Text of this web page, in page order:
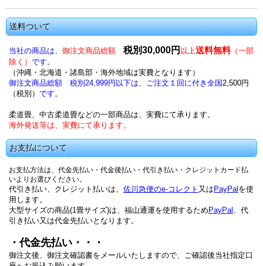
送料ついて
当社の商品は、 御注文商品総額 税別30,000円 以上送料無料（一部
除く） です。
（沖縄・北海道・諸島部・海外地域は実費となります）
御注文商品総額 税別24,999円以下は、ご注文１回に付き全国2,500円
（税別） です。
柔道畳、中古柔道畳などの一部商品は、実費にて承ります。
海外発送等は、実費にて承ります。
お支払について
お支払方法は、代金先払い・代金後払い・代引き払い・クレジットカード払
いよりお選びください。
代引き払い、クレジット払いは、 佐川急便のe-コレクト 又は PayPal を使
用します。
大型サイズの商品(1畳サイズ)は、福山通運を使用するため PayPal 、代
引き払い又は代金先払いとなります。
・代金先払い ・・・
御注文後、御注文確認書をメールいたしますので、ご確認後当社指定口